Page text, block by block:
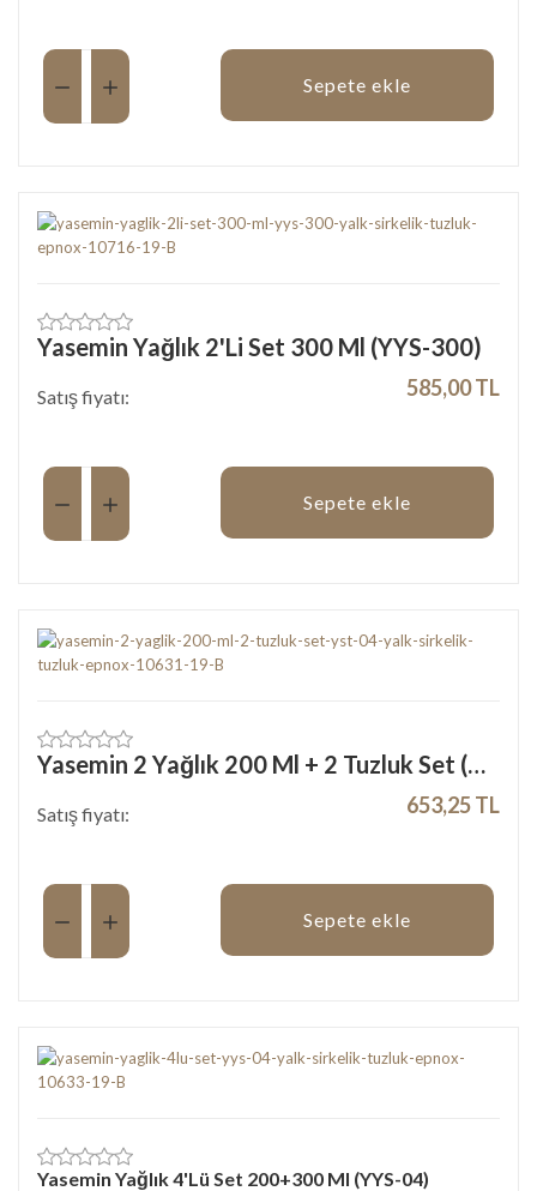
Miktar:
Sepete ekle
Yasemin Yağlık 2'Li Set 300 Ml (YYS-300)
Satış fiyatı: 585,00 TL
Miktar:
Sepete ekle
Yasemin 2 Yağlık 200 Ml + 2 Tuzluk Set (YST-04)
Satış fiyatı: 653,25 TL
Miktar:
Sepete ekle
Yasemin Yağlık 4'Lü Set 200+300 Ml (YYS-04)